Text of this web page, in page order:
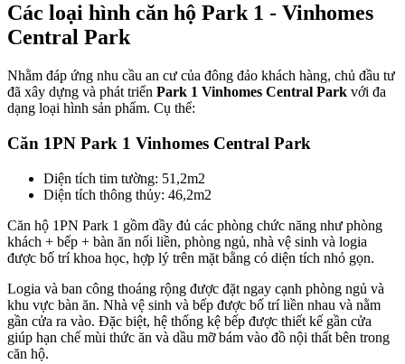
Các loại hình căn hộ Park 1 - Vinhomes
Central Park
Nhằm đáp ứng nhu cầu an cư của đông đảo khách hàng, chủ đầu tư
đã xây dựng và phát triển Park 1 Vinhomes Central Park với đa
dạng loại hình sản phẩm. Cụ thể:
Căn 1PN Park 1 Vinhomes Central Park
Diện tích tim tường: 51,2m2
Diện tích thông thủy: 46,2m2
Căn hộ 1PN Park 1 gồm đầy đủ các phòng chức năng như phòng
khách + bếp + bàn ăn nối liền, phòng ngủ, nhà vệ sinh và logia
được bố trí khoa học, hợp lý trên mặt bằng có diện tích nhỏ gọn.
Logia và ban công thoáng rộng được đặt ngay cạnh phòng ngủ và
khu vực bàn ăn. Nhà vệ sinh và bếp được bố trí liền nhau và nằm
gần cửa ra vào. Đặc biệt, hệ thống kệ bếp được thiết kế gần cửa
giúp hạn chế mùi thức ăn và dầu mỡ bám vào đồ nội thất bên trong
căn hộ.